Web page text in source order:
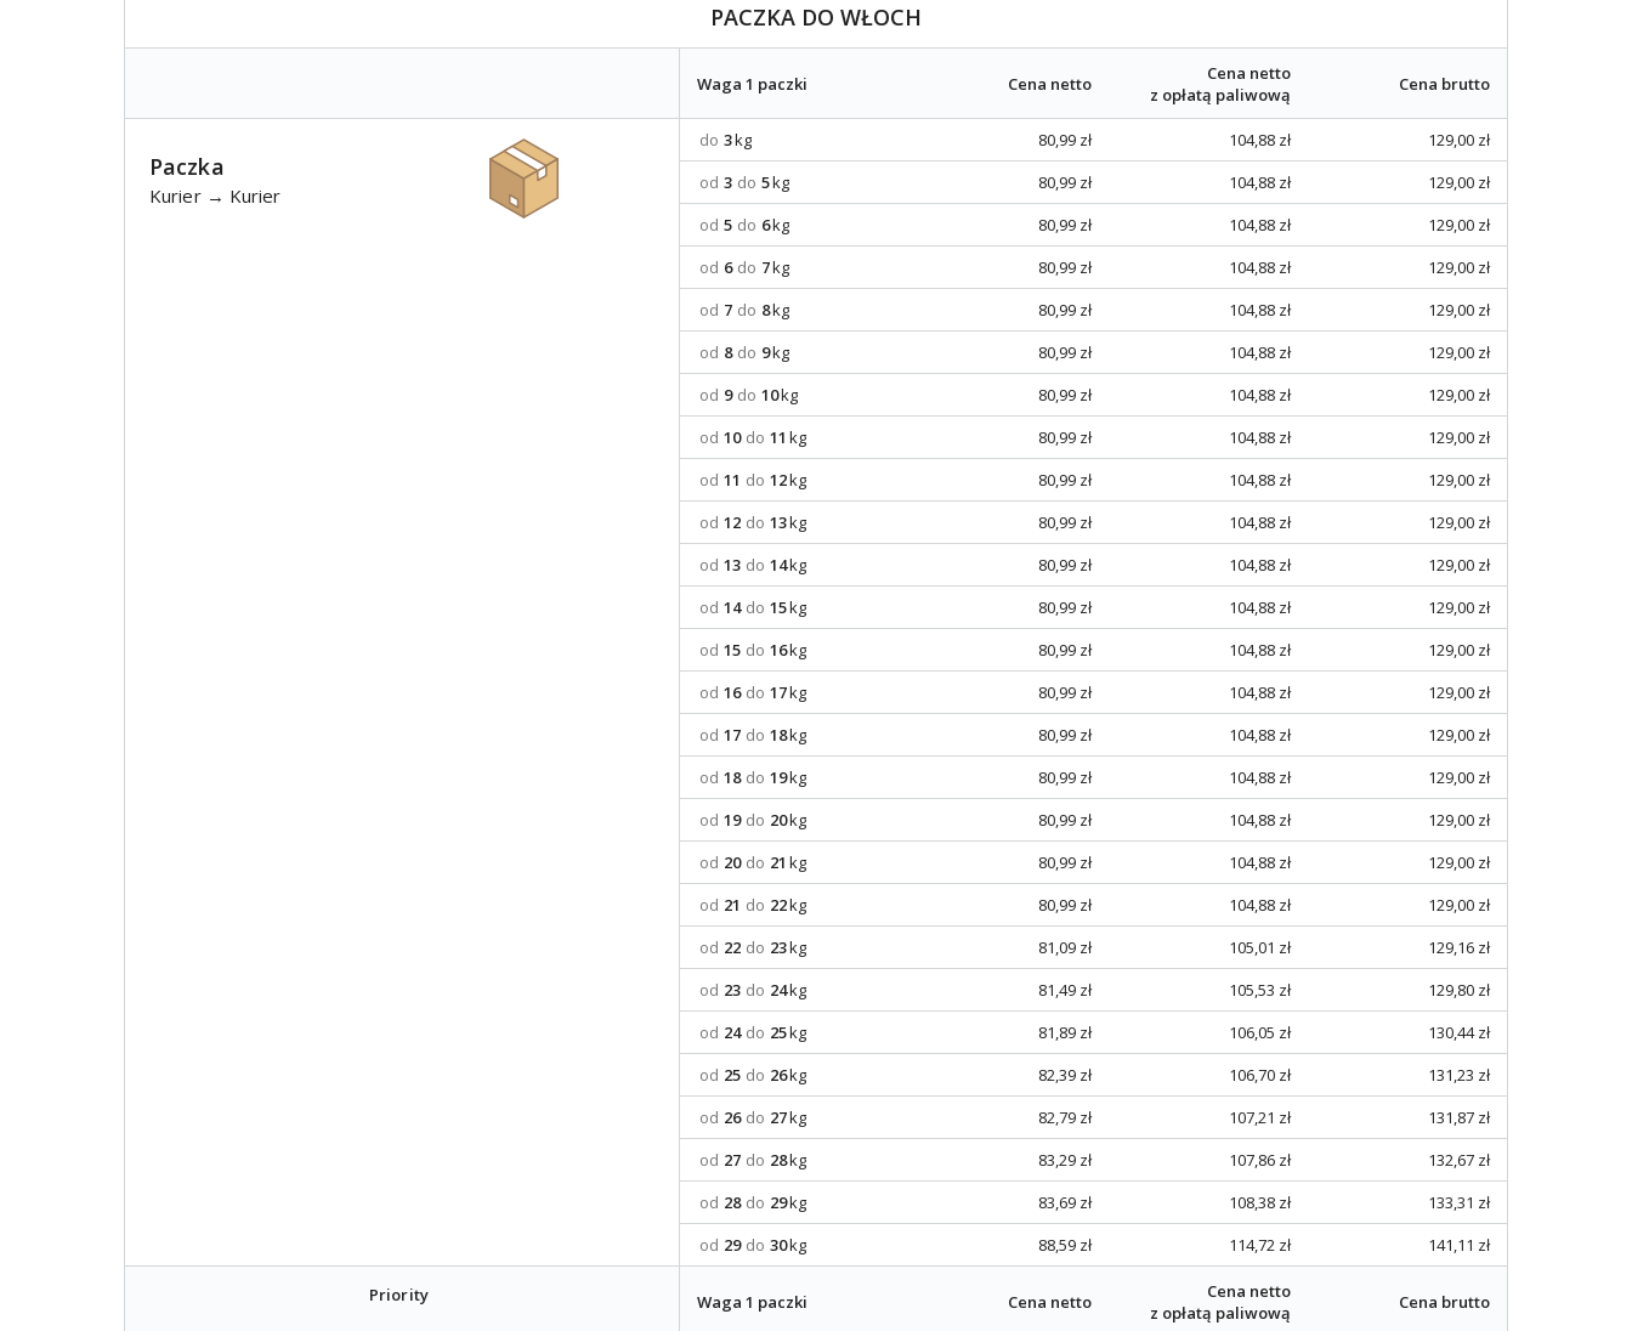
PACZKA DO WŁOCH
Waga 1 paczki Cena netto
Cena netto
z opłatą paliwową
Cena brutto
Paczka
Kurier → Kurier
do 3kg 80,99 zł 104,88 zł
129,00 zł
od 3 do 5kg 80,99 zł 104,88 zł
129,00 zł
od 5 do 6kg 80,99 zł 104,88 zł
129,00 zł
od 6 do 7kg 80,99 zł 104,88 zł
129,00 zł
od 7 do 8kg 80,99 zł 104,88 zł
129,00 zł
od 8 do 9kg 80,99 zł 104,88 zł
129,00 zł
od 9 do 10kg 80,99 zł 104,88 zł
129,00 zł
od 10 do 11 kg 80,99 zł 104,88 zł
129,00 zł
od 11 do 12kg 80,99 zł 104,88 zł
129,00 zł
od 12 do 13kg 80,99 zł 104,88 zł
129,00 zł
od 13 do 14kg 80,99 zł 104,88 zł
129,00 zł
od 14 do 15kg 80,99 zł 104,88 zł
129,00 zł
od 15 do 16kg 80,99 zł 104,88 zł
129,00 zł
od 16 do 17kg 80,99 zł 104,88 zł
129,00 zł
od 17 do 18kg 80,99 zł 104,88 zł
129,00 zł
od 18 do 19kg 80,99 zł 104,88 zł
129,00 zł
od 19 do 20kg 80,99 zł 104,88 zł
129,00 zł
od 20 do 21 kg 80,99 zł 104,88 zł
129,00 zł
od 21 do 22kg 80,99 zł 104,88 zł
129,00 zł
od 22 do 23kg 81,09 zł 105,01 zł
129,16 zł
od 23 do 24kg 81,49 zł 105,53 zł
129,80 zł
od 24 do 25kg 81,89 zł 106,05 zł
130,44 zł
od 25 do 26kg 82,39 zł 106,70 zł
131,23 zł
od 26 do 27kg 82,79 zł 107,21 zł
131,87 zł
od 27 do 28kg 83,29 zł 107,86 zł
132,67 zł
od 28 do 29kg 83,69 zł 108,38 zł
133,31 zł
od 29 do 30kg 88,59 zł 114,72 zł 141,11 zł
Priority Waga 1 paczki Cena netto
Cena netto
z opłatą paliwową
Cena brutto